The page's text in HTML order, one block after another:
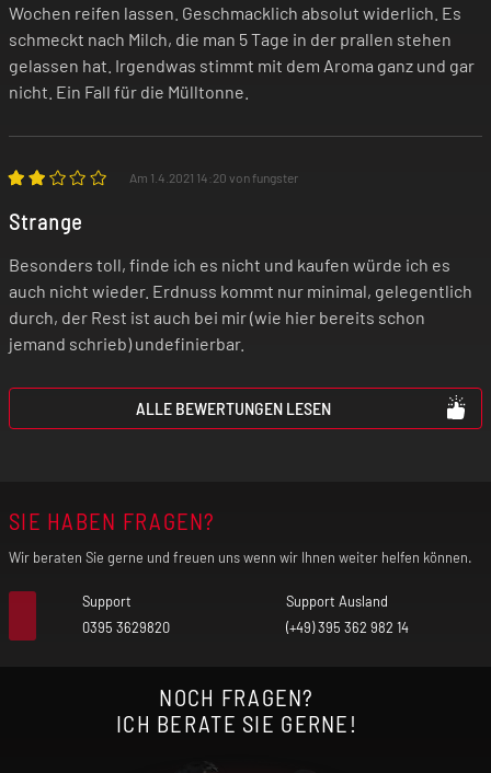
Wochen reifen lassen. Geschmacklich absolut widerlich. Es
schmeckt nach Milch, die man 5 Tage in der prallen stehen
gelassen hat. Irgendwas stimmt mit dem Aroma ganz und gar
nicht. Ein Fall für die Mülltonne.
Am 1.4.2021 14:20 von fungster
Strange
Besonders toll, finde ich es nicht und kaufen würde ich es
auch nicht wieder. Erdnuss kommt nur minimal, gelegentlich
durch, der Rest ist auch bei mir (wie hier bereits schon
jemand schrieb) undefinierbar.
ALLE BEWERTUNGEN LESEN
SIE HABEN FRAGEN?
Wir beraten Sie gerne und freuen uns wenn wir Ihnen weiter helfen können.
Support
0395 3629820
Support Ausland
(+49) 395 362 982 14
NOCH FRAGEN?
ICH BERATE SIE GERNE!